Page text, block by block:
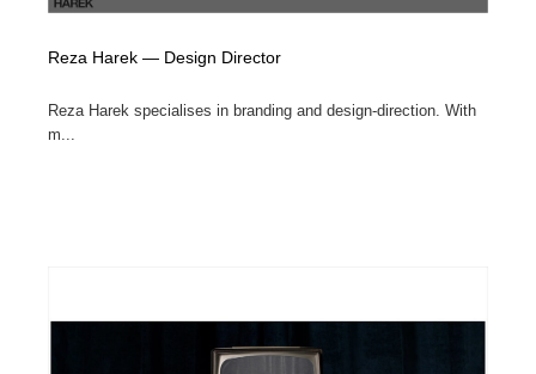
Reza Harek — Design Director
Reza Harek specialises in branding and design-direction. With
m...